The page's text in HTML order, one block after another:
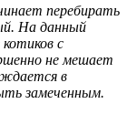
перебирать
На данный
с
не мешает
в
замеченным.